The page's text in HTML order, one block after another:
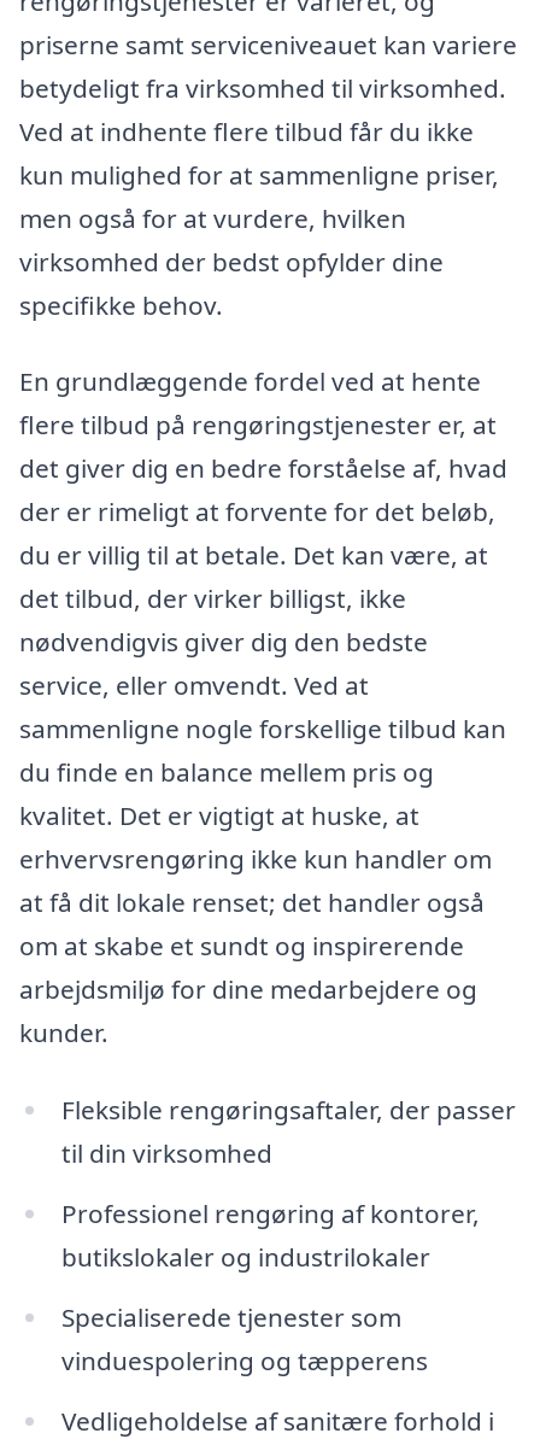
priserne samt serviceniveauet kan variere
betydeligt fra virksomhed til virksomhed.
Ved at indhente flere tilbud får du ikke
kun mulighed for at sammenligne priser,
men også for at vurdere, hvilken
virksomhed der bedst opfylder dine
specifikke behov.
En grundlæggende fordel ved at hente
flere tilbud på rengøringstjenester er, at
det giver dig en bedre forståelse af, hvad
der er rimeligt at forvente for det beløb,
du er villig til at betale. Det kan være, at
det tilbud, der virker billigst, ikke
nødvendigvis giver dig den bedste
service, eller omvendt. Ved at
sammenligne nogle forskellige tilbud kan
du finde en balance mellem pris og
kvalitet. Det er vigtigt at huske, at
erhvervsrengøring ikke kun handler om
at få dit lokale renset; det handler også
om at skabe et sundt og inspirerende
arbejdsmiljø for dine medarbejdere og
kunder.
Fleksible rengøringsaftaler, der passer
til din virksomhed
Professionel rengøring af kontorer,
butikslokaler og industrilokaler
Specialiserede tjenester som
vinduespolering og tæpperens
Vedligeholdelse af sanitære forhold i